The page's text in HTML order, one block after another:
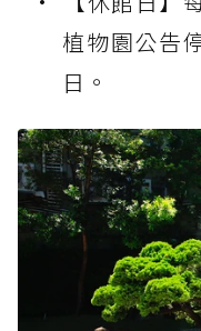
植物園公告
日。